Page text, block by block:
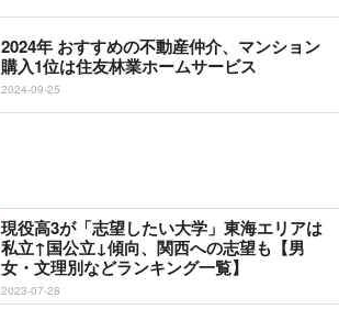
2024年 おすすめの不動産仲介、マンション
購入1位は住友林業ホームサービス
2024-09-25
現役高3が「志望したい大学」東海エリアは
私立↑国公立↓傾向、関西への志望も【男
女・文理別などランキング一覧】
2023-07-28